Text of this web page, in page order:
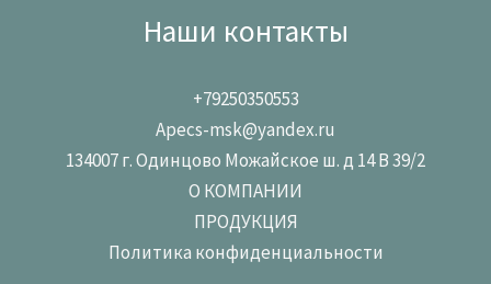
Наши контакты
+79250350553
Apecs-msk@yandex.ru
134007 г. Одинцово Можайское ш. д 14 В 39/2
О КОМПАНИИ
ПРОДУКЦИЯ
Политика конфиденциальности